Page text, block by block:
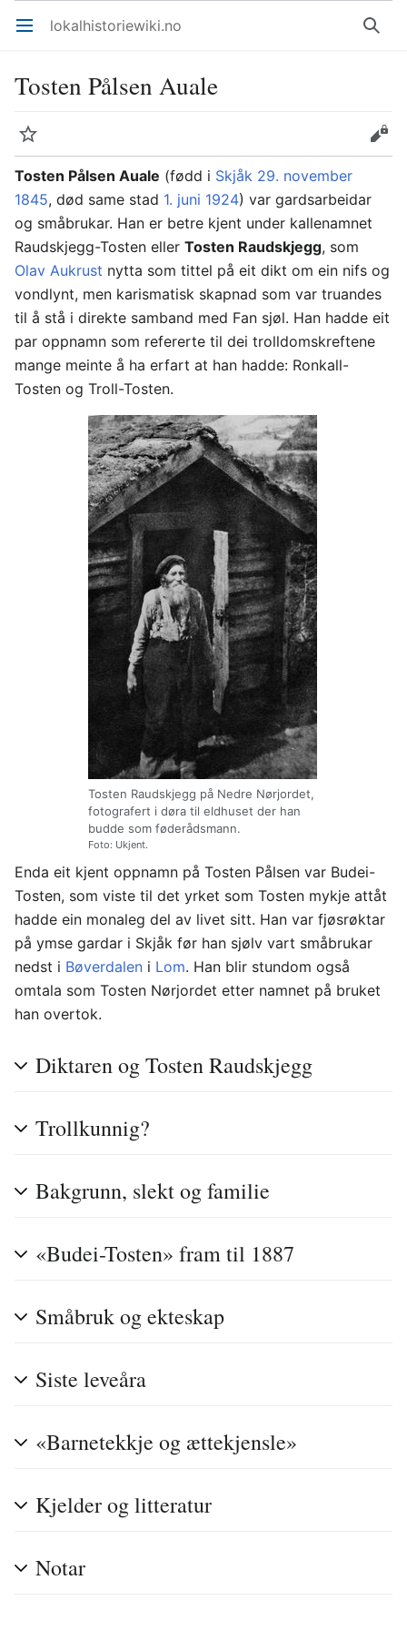
Åpne hovedmenyen lokalhistoriewiki.no Søk
Tosten Pålsen Auale
Overvåk
Rediger
Tosten Pålsen Auale (fødd i Skjåk 29. november
1845, død same stad 1. juni 1924) var gardsarbeidar
og småbrukar. Han er betre kjent under kallenamnet
Raudskjegg-Tosten eller Tosten Raudskjegg, som
Olav Aukrust nytta som tittel på eit dikt om ein nifs og
vondlynt, men karismatisk skapnad som var truandes
til å stå i direkte samband med Fan sjøl. Han hadde eit
par oppnamn som refererte til dei trolldomskreftene
mange meinte å ha erfart at han hadde: Ronkall-
Tosten og Troll-Tosten.
Tosten Raudskjegg på Nedre Nørjordet,
fotografert i døra til eldhuset der han
budde som føderådsmann.
Foto: Ukjent.
Enda eit kjent oppnamn på Tosten Pålsen var Budei-
Tosten, som viste til det yrket som Tosten mykje attåt
hadde ein monaleg del av livet sitt. Han var fjøsrøktar
på ymse gardar i Skjåk før han sjølv vart småbrukar
nedst i Bøverdalen i Lom. Han blir stundom også
omtala som Tosten Nørjordet etter namnet på bruket
han overtok.
Diktaren og Tosten Raudskjegg
Trollkunnig?
Bakgrunn, slekt og familie
«Budei-Tosten» fram til 1887
Småbruk og ekteskap
Siste leveåra
«Barnetekkje og ættekjensle»
Kjelder og litteratur
Notar